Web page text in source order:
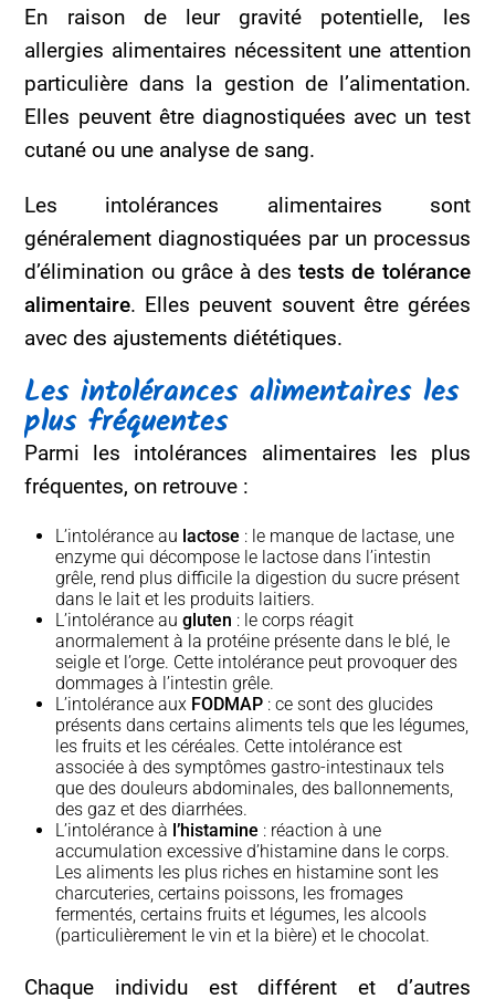
En raison de leur gravité potentielle, les
allergies alimentaires nécessitent une attention
particulière dans la gestion de l’alimentation.
Elles peuvent être diagnostiquées avec un test
cutané ou une analyse de sang.
Les intolérances alimentaires sont
généralement diagnostiquées par un processus
d’élimination ou grâce à destests de tolérance
alimentaire. Elles peuvent souvent être gérées
avec des ajustements diététiques.
Les intolérances alimentaires les
plus fréquentes
Parmi les intolérances alimentaires les plus
fréquentes, on retrouve :
L’intolérance au lactose : le manque de lactase, une
enzyme qui décompose le lactose dans l’intestin
grêle, rend plus difficile la digestion du sucre présent
dans le lait et les produits laitiers.
L’intolérance augluten : le corps réagit
anormalement à la protéine présente dans le blé, le
seigle et l’orge. Cette intolérance peut provoquer des
dommages à l’intestin grêle.
L’intolérance aux FODMAP : ce sont des glucides
présents dans certains aliments tels que les légumes,
les fruits et les céréales. Cette intolérance est
associée à des symptômes gastro-intestinaux tels
que des douleurs abdominales, des ballonnements,
des gaz et des diarrhées.
L’intolérance à l’histamine : réaction à une
accumulation excessive d’histamine dans le corps.
Les aliments les plus riches en histamine sont les
charcuteries, certains poissons, les fromages
fermentés, certains fruits et légumes, les alcools
(particulièrement le vin et la bière) et le chocolat.
Chaque individu est différent et d’autres